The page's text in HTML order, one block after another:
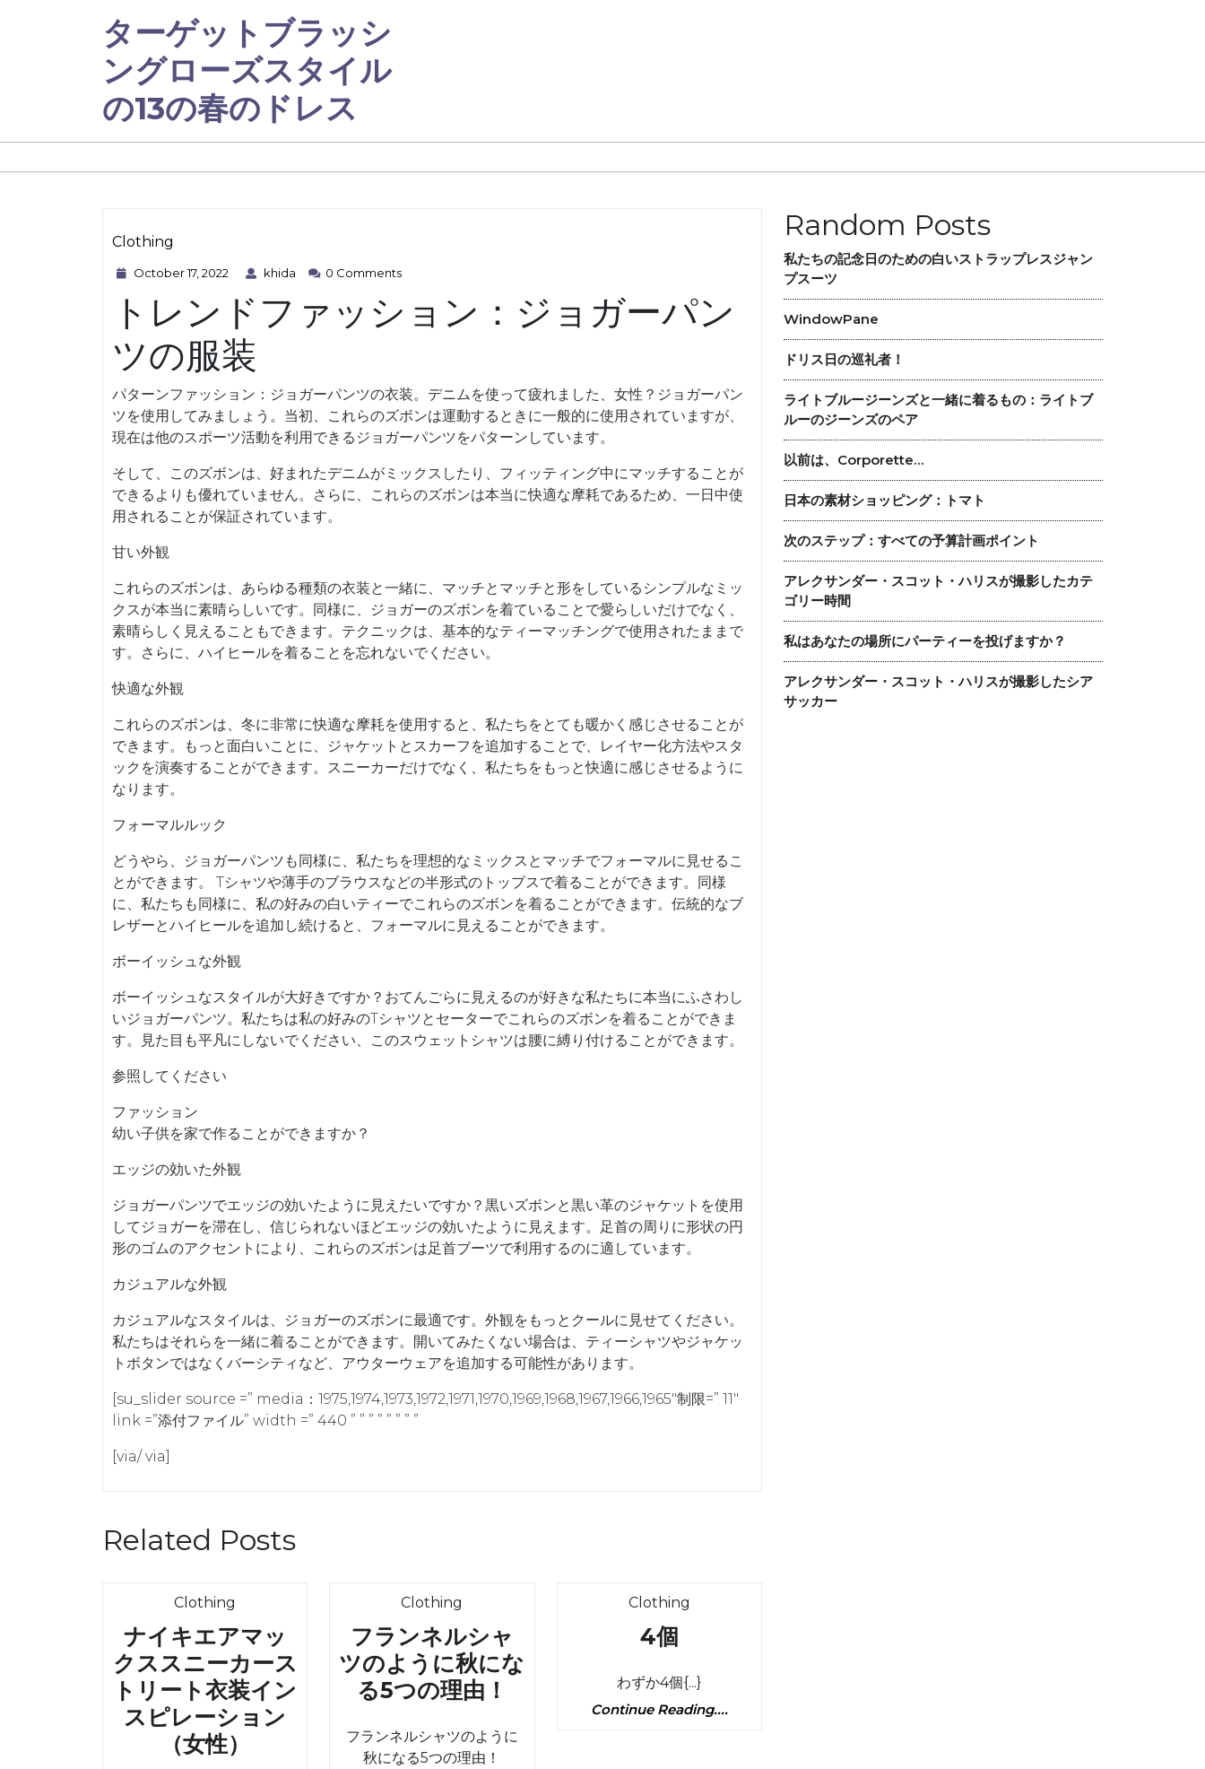
ターゲットブラッシ
ングローズスタイル
の13の春のドレス
Clothing
Category
October 17, 2022
October
2022
khida khida0 Comments
トレンドファッション：ジョガーパン
ツの服装
パターンファッション：ジョガーパンツの衣装。デニムを使って疲れました、女性？ジョガーパン
ツを使用してみましょう。当初、これらのズボンは運動するときに一般的に使用されていますが、
現在は他のスポーツ活動を利用できるジョガーパンツをパターンしています。
そして、このズボンは、好まれたデニムがミックスしたり、フィッティング中にマッチすることが
できるよりも優れていません。さらに、これらのズボンは本当に快適な摩耗であるため、一日中使
用されることが保証されています。
甘い外観
これらのズボンは、あらゆる種類の衣装と一緒に、マッチとマッチと形をしているシンプルなミッ
クスが本当に素晴らしいです。同様に、ジョガーのズボンを着ていることで愛らしいだけでなく、
素晴らしく見えることもできます。テクニックは、基本的なティーマッチングで使用されたままで
す。さらに、ハイヒールを着ることを忘れないでください。
快適な外観
これらのズボンは、冬に非常に快適な摩耗を使用すると、私たちをとても暖かく感じさせることが
できます。もっと面白いことに、ジャケットとスカーフを追加することで、レイヤー化方法やスタ
ックを演奏することができます。スニーカーだけでなく、私たちをもっと快適に感じさせるように
なります。
フォーマルルック
どうやら、ジョガーパンツも同様に、私たちを理想的なミックスとマッチでフォーマルに見せるこ
とができます。 Tシャツや薄手のブラウスなどの半形式のトップスで着ることができます。同様
に、私たちも同様に、私の好みの白いティーでこれらのズボンを着ることができます。伝統的なブ
レザーとハイヒールを追加し続けると、フォーマルに見えることができます。
ボーイッシュな外観
ボーイッシュなスタイルが大好きですか？おてんごらに見えるのが好きな私たちに本当にふさわし
いジョガーパンツ。私たちは私の好みのTシャツとセーターでこれらのズボンを着ることができま
す。見た目も平凡にしないでください、このスウェットシャツは腰に縛り付けることができます。
参照してください
ファッション
幼い子供を家で作ることができますか？
エッジの効いた外観
ジョガーパンツでエッジの効いたように見えたいですか？黒いズボンと黒い革のジャケットを使用
してジョガーを滞在し、信じられないほどエッジの効いたように見えます。足首の周りに形状の円
形のゴムのアクセントにより、これらのズボンは足首ブーツで利用するのに適しています。
カジュアルな外観
カジュアルなスタイルは、ジョガーのズボンに最適です。外観をもっとクールに見せてください。
私たちはそれらを一緒に着ることができます。開いてみたくない場合は、ティーシャツやジャケッ
トボタンではなくバーシティなど、アウターウェアを追加する可能性があります。
[su_slider source =” media：1975,1974,1973,1972,1971,1970,1969,1968,1967,1966,1965″制限=” 11″
link =”添付ファイル” width =” 440 ” ” ” ” ” ” ” ”
[via/ via]
Related Posts
Clothing
ナイキエアマッ
クススニーカース
トリート衣装イン
スピレーション
（女性）
Clothing
フランネルシャ
ツのように秋にな
る5つの理由！
ン
フランネルシャツのように
秋になる5つの理由！
Clothing
4個4
わずか4個{...}
Continue Reading....Continue
Random Posts
私たちの記念日のための白いストラップレスジャン
プスーツ
WindowPane
ドリス日の巡礼者！
ライトブルージーンズと一緒に着るもの：ライトブ
ルーのジーンズのペア
以前は、Corporette…
日本の素材ショッピング：トマト
次のステップ：すべての予算計画ポイント
アレクサンダー・スコット・ハリスが撮影したカテ
ゴリー時間
私はあなたの場所にパーティーを投げますか？
アレクサンダー・スコット・ハリスが撮影したシア
サッカー